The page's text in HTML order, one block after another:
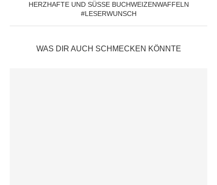
HERZHAFTE UND SÜSSE BUCHWEIZENWAFFELN #
LESERWUNSCH
WAS DIR AUCH SCHMECKEN KÖNNTE